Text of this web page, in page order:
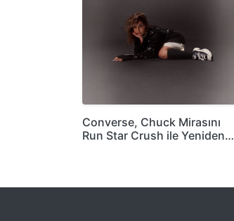
Converse, Chuck Mirasını
Run Star Crush ile Yeniden…